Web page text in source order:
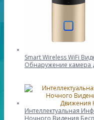
Smart Wireless WiFi
Обнаружение камера
Интеллектуальная
Ночного Видения